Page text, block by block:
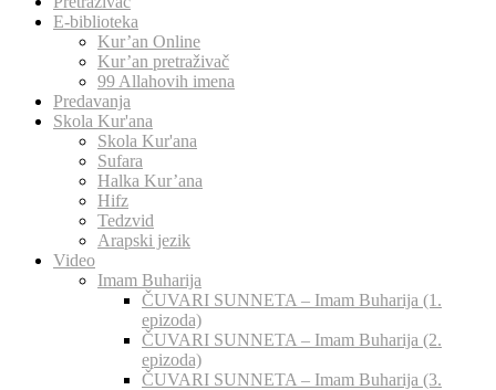
E-biblioteka
Kur’an Online
Kur’an pretraživač
99 Allahovih imena
Predavanja
Skola Kur'ana
Skola Kur'ana
Sufara
Halka Kur’ana
Hifz
Tedzvid
Arapski jezik
Video
Imam Buharija
ČUVARI SUNNETA – Imam Buharija (1.
epizoda)
ČUVARI SUNNETA – Imam Buharija (2.
epizoda)
ČUVARI SUNNETA – Imam Buharija (3.